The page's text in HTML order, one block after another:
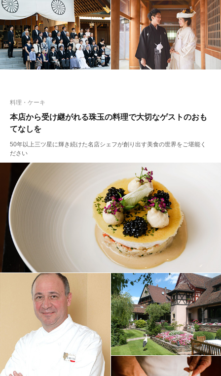
本店から受け継がれる珠玉の料理で大切なゲストのおも
てなしを
50年以上三ツ星に輝き続けた名店シェフが創り出す美食の世界をご堪能く
ださい
料理・ケーキ